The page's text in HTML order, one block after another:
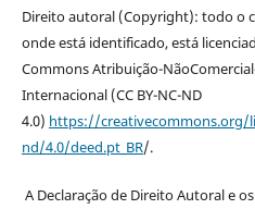
Direito autoral (Copyright): todo o
onde está identificado, está
Commons Atribuição-
Internacional (CC BY-NC-ND
4.0) https://creativecommons.org/
nd/4.0/deed.pt_BR/.
A Declaração de Direito Autoral e